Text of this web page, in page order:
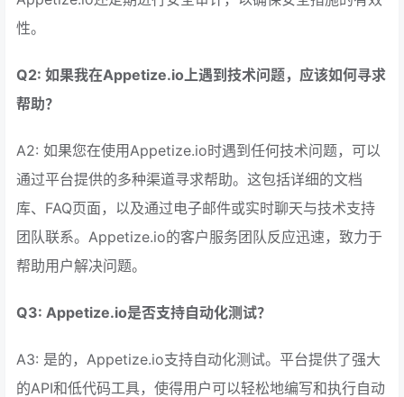
性。
Q2: 如果我在Appetize.io上遇到技术问题，应该如何寻求
帮助？
A2: 如果您在使用Appetize.io时遇到任何技术问题，可以
通过平台提供的多种渠道寻求帮助。这包括详细的文档
库、FAQ页面，以及通过电子邮件或实时聊天与技术支持
团队联系。Appetize.io的客户服务团队反应迅速，致力于
帮助用户解决问题。
Q3: Appetize.io是否支持自动化测试？
A3: 是的，Appetize.io支持自动化测试。平台提供了强大
的API和低代码工具，使得用户可以轻松地编写和执行自动